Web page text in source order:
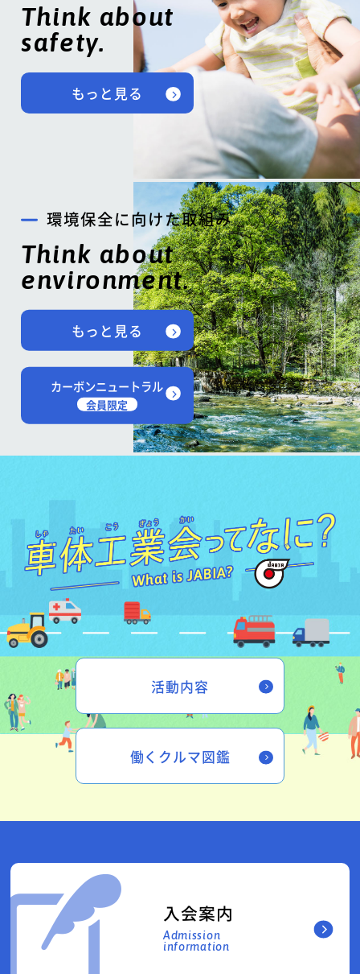
Think about
safety.
もっと見る
環境保全に向けた取組み
Think about
environment.
もっと見る
カーボンニュートラル
会員限定
活動内容
働くクルマ図鑑
入会案内
Admission
information